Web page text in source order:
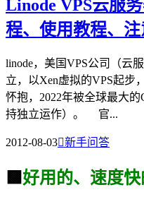
Linode VPS云服
程、使用教程、
linode，美国VPS公司（云
立，以Xen虚拟的VPS起步
怀抱，2022年被全球最大
持独立运作）。 官...
2012-08-03新手问答
🟩 好用的、速度快